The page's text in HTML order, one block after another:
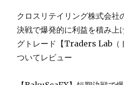
で
き
る
ん
で
典
付
き！】
ブ
ラ
デ
クロスリテイリング株式会
決戦で爆発的に利益を積み上
グトレード【Traders Lab
ついてレビュー